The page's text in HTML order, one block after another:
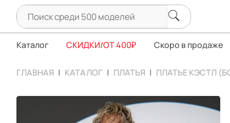
Каталог СКИДКИ/ОТ 400₽ Скоро в продаже
ГЛАВНАЯ КАТАЛОГ ПЛАТЬЯ ПЛАТЬЕ КЭСТЛ